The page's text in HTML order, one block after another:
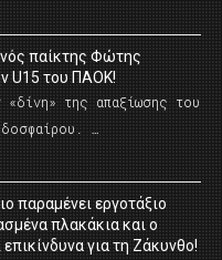
παίκτης Φώτης
U15 του ΠΑΟΚ!
της απαξίωσης του
…
παραμένει εργοτάξιο
πλακάκια και ο
για τη Ζάκυνθο!